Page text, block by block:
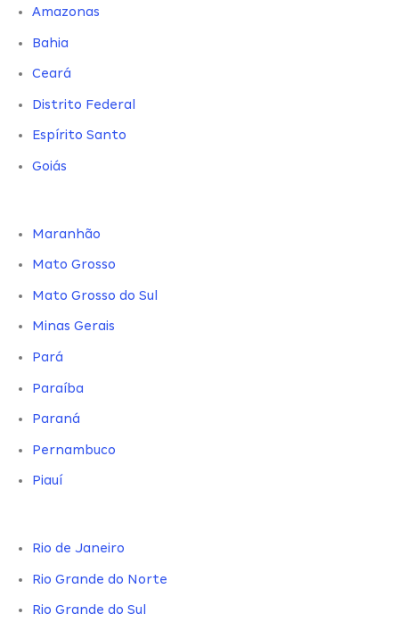
Amazonas
Bahia
Ceará
Distrito Federal
Espírito Santo
Goiás
Maranhão
Mato Grosso
Mato Grosso do Sul
Minas Gerais
Pará
Paraíba
Paraná
Pernambuco
Piauí
Rio de Janeiro
Rio Grande do Norte
Rio Grande do Sul